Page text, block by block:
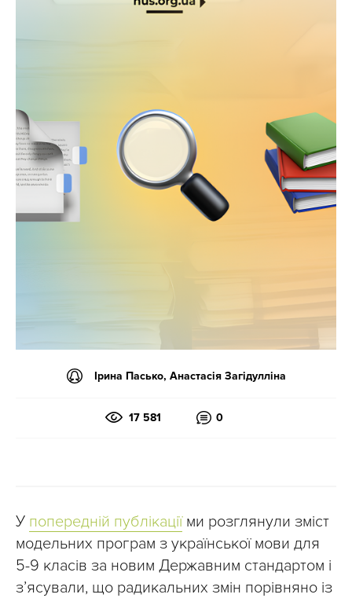
Ірина Пасько, Анастасія Загідулліна
17 581 0
У попередній публікаціїми розглянули зміст
модельних програм з української мови для
5-9 класів за новим Державним стандартом і
з’ясували, що радикальних змін порівняно із